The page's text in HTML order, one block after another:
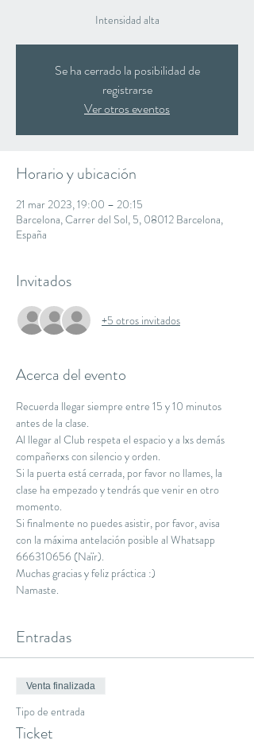
Intensidad alta
Se ha cerrado la posibilidad de
registrarse
Ver otros eventos
Horario y ubicación
21 mar 2023, 19:00 – 20:15
Barcelona, Carrer del Sol, 5, 08012 Barcelona,
España
Invitados
+5 otros invitados
Acerca del evento
Recuerda llegar siempre entre 15 y 10 minutos
antes de la clase.
Al llegar al Club respeta el espacio y a lxs demás
compañerxs con silencio y orden.
Si la puerta está cerrada, por favor no llames, la
clase ha empezado y tendrás que venir en otro
momento.
Si finalmente no puedes asistir, por favor, avisa
con la máxima antelación posible al Whatsapp
666310656 (Naïr).
Muchas gracias y feliz práctica :)
Namaste.
Entradas
Venta finalizada
Tipo de entrada
Ticket